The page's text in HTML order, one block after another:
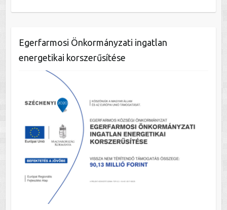
Egerfarmosi Önkormányzati ingatlan
energetikai korszerűsítése